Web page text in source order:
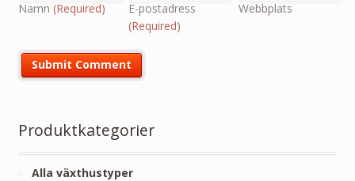
Namn (Required)
E-postadress
(Required)
Webbplats
Produktkategorier
Alla växthustyper